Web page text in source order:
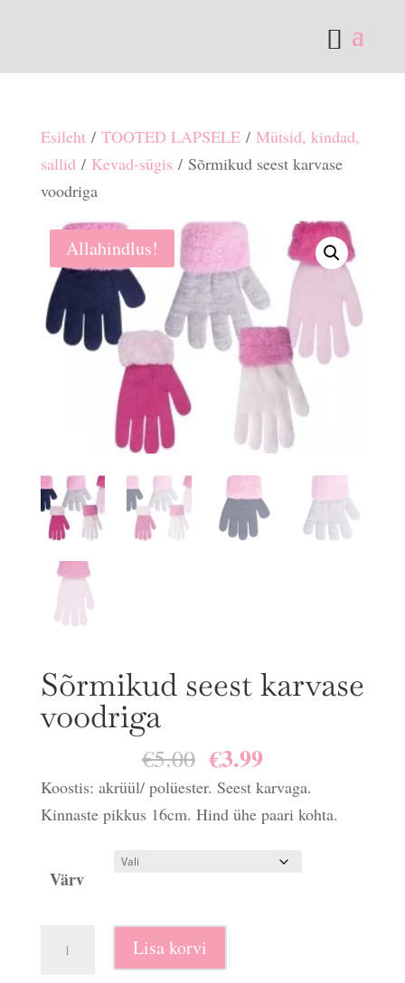
Esileht/ TOOTED LAPSELE/ Mütsid, kindad,
sallid/ Kevad-sügis / Sõrmikud seest karvase
voodriga
Allahindlus!
Sõrmikud seest karvase
voodriga
€5.00 Algne
hind
oli:
€3.99Praegune
hind
on:
Koostis: akrüül/ polüester. Seest karvaga.
Kinnaste pikkus 16cm. Hind ühe paari kohta.
Värv
Lisa korvi